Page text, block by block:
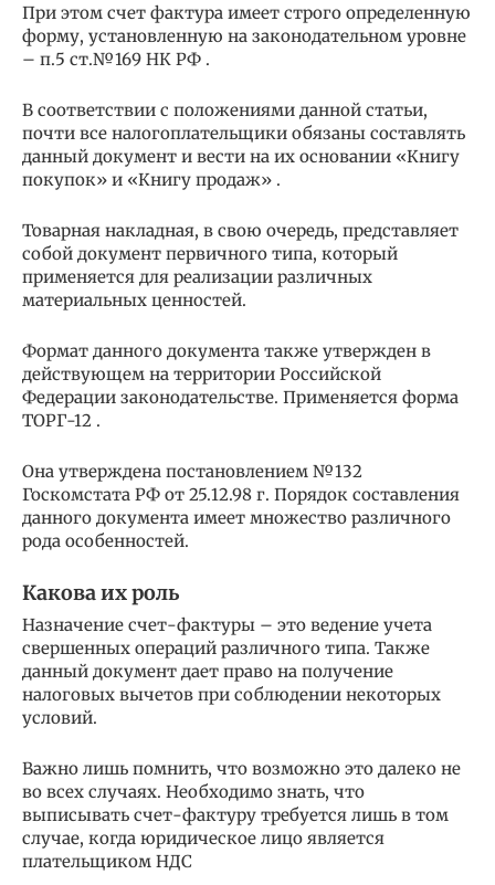
При этом счет фактура имеет строго определенную
форму, установленную на законодательном уровне
– п.5 ст.№169 НК РФ .
В соответствии с положениями данной статьи,
почти все налогоплательщики обязаны составлять
данный документ и вести на их основании «Книгу
покупок» и «Книгу продаж» .
Товарная накладная, в свою очередь, представляет
собой документ первичного типа, который
применяется для реализации различных
материальных ценностей.
Формат данного документа также утвержден в
действующем на территории Российской
Федерации законодательстве. Применяется форма
ТОРГ-12 .
Она утверждена постановлением №132
Госкомстата РФ от 25.12.98 г. Порядок составления
данного документа имеет множество различного
рода особенностей.
Какова их роль
Назначение счет-фактуры – это ведение учета
свершенных операций различного типа. Также
данный документ дает право на получение
налоговых вычетов при соблюдении некоторых
условий.
Важно лишь помнить, что возможно это далеко не
во всех случаях. Необходимо знать, что
выписывать счет-фактуру требуется лишь в том
случае, когда юридическое лицо является
плательщиком НДС